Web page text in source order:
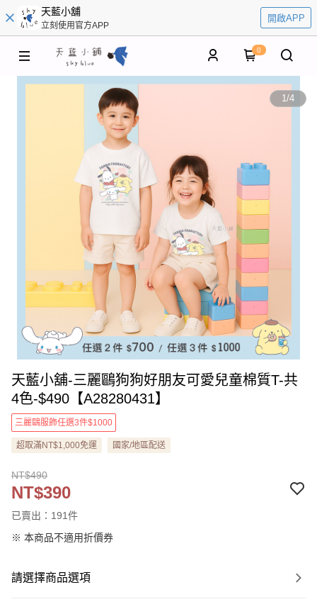
天藍小舖
立刻使用官方APP
開啟APP
0
1/4
天藍小舖-三麗鷗狗狗好朋友可愛兒童棉質T-共
4色-$490【A28280431】
三麗鷗服飾任選3件$1000
超取滿NT$1,000免運 國家/地區配送
NT$490
NT$390
已賣出：191件
※ 本商品不適用折價券
請選擇商品選項